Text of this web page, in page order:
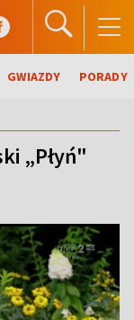
GWIAZDY PORADY
„Płyń"